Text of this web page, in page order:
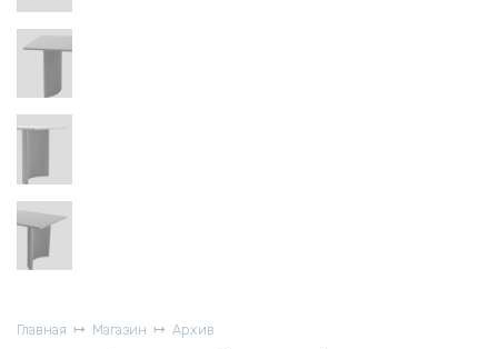
Главная Магазин Архив